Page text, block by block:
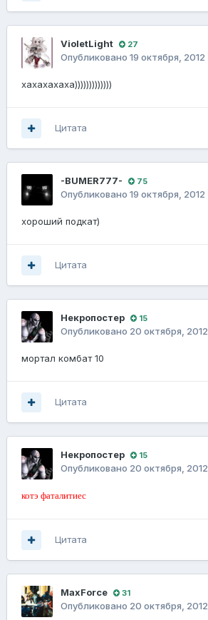
VioletLight 27
Опубликовано 19 октября, 2012
хахахахаха)))))))))))))
Цитата
-BUMER777- 75
Опубликовано 19 октября, 2012
хороший подкат)
Цитата
Некропостер 15
Опубликовано 20 октября, 2012
мортал комбат 10
Цитата
Некропостер 15
Опубликовано 20 октября, 2012
котэ фаталитиес
Цитата
MaxForce 31
Опубликовано 20 октября, 2012